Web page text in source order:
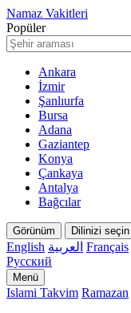
Namaz Vakitleri
Popüler
Ankara
İzmir
Şanlıurfa
Bursa
Adana
Gaziantep
Konya
Çankaya
Antalya
Bağcılar
Görünüm Dilinizi seçin
English العربية Français
Русский
Menü
Islami Takvim Ramazan